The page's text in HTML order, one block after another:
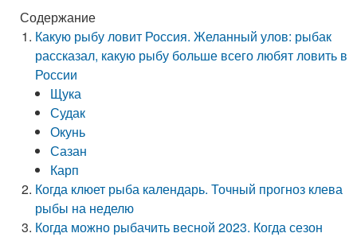
Содержание
Какую рыбу ловит Россия. Желанный улов: рыбак
рассказал, какую рыбу больше всего любят ловить в
России
Щука
Судак
Окунь
Сазан
Карп
Когда клюет рыба календарь. Точный прогноз клева
рыбы на неделю
Когда можно рыбачить весной 2023. Когда сезон